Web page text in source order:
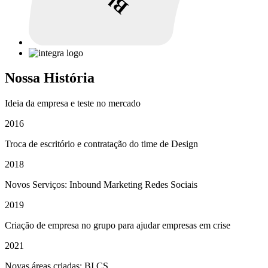
Nossa História
Ideia da empresa e teste no mercado
2016
Troca de escritório e contratação do time de Design
2018
Novos Serviços: Inbound Marketing Redes Sociais
2019
Criação de empresa no grupo para ajudar empresas em crise
2021